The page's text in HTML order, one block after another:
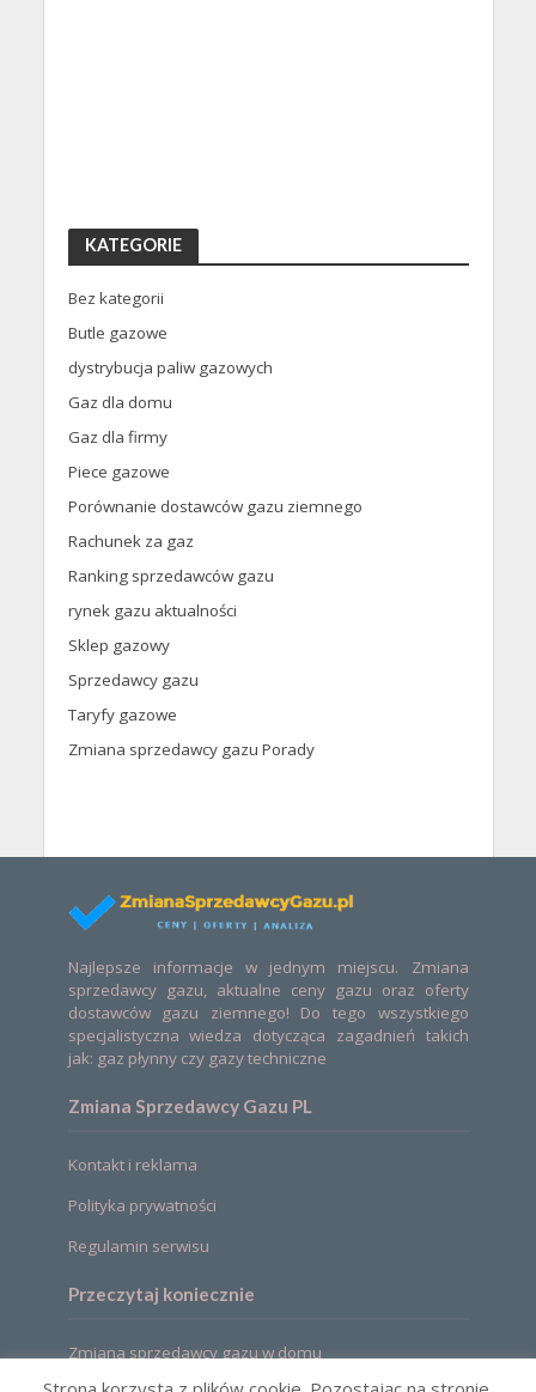
KATEGORIE
Bez kategorii
Butle gazowe
dystrybucja paliw gazowych
Gaz dla domu
Gaz dla firmy
Piece gazowe
Porównanie dostawców gazu ziemnego
Rachunek za gaz
Ranking sprzedawców gazu
rynek gazu aktualności
Sklep gazowy
Sprzedawcy gazu
Taryfy gazowe
Zmiana sprzedawcy gazu Porady
Najlepsze informacje w jednym miejscu. Zmiana
sprzedawcy gazu, aktualne ceny gazu oraz oferty
dostawców gazu ziemnego! Do tego wszystkiego
specjalistyczna wiedza dotycząca zagadnień takich
jak: gaz płynny czy gazy techniczne
Zmiana Sprzedawcy Gazu PL
Kontakt i reklama
Polityka prywatności
Regulamin serwisu
Przeczytaj koniecznie
Zmiana sprzedawcy gazu w domu